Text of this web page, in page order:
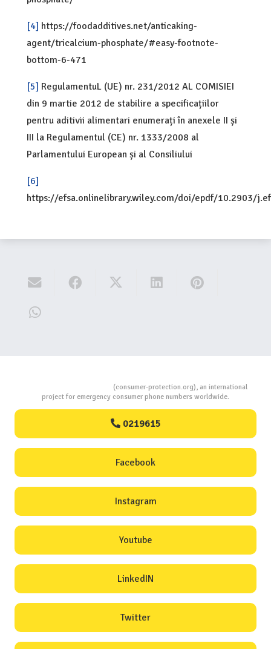
[4] https://foodadditives.net/anticaking-
agent/tricalcium-phosphate/#easy-footnote-
bottom-6-471
[5] RegulamentuL (UE) nr. 231/2012 AL COMISIEI
din 9 martie 2012 de stabilire a specificațiilor
pentru aditivii alimentari enumerați în anexele II și
III la Regulamentul (CE) nr. 1333/2008 al
Parlamentului European și al Consiliului
[6]
https://efsa.onlinelibrary.wiley.com/doi/epdf/10.2903/
(consumer-protection.org), an international
project for emergency consumer phone numbers worldwide.
0219615
Facebook
Instagram
Youtube
LinkedIN
Twitter